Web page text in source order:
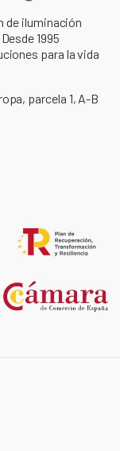
de iluminación
1995
para la vida
parcela 1, A-B